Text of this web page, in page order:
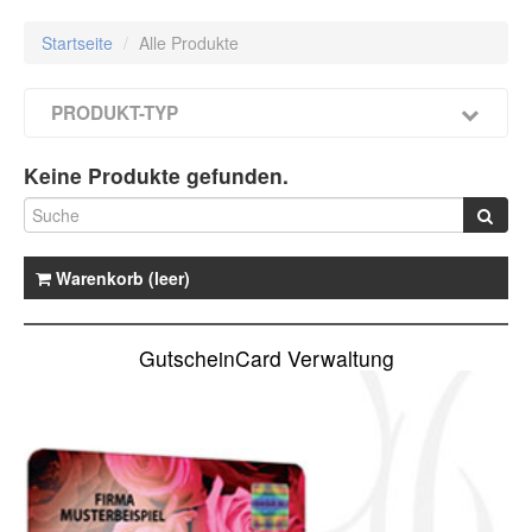
Startseite / Alle Produkte
PRODUKT-TYP
Keine Produkte gefunden.
Warenkorb (leer)
GutscheinCard Verwaltung